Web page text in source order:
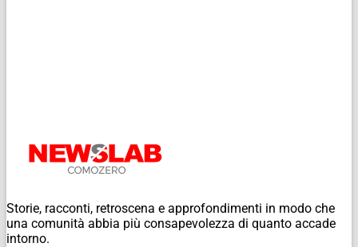
Storie, racconti, retroscena e approfondimenti in modo che
una comunità abbia più consapevolezza di quanto accade
intorno.